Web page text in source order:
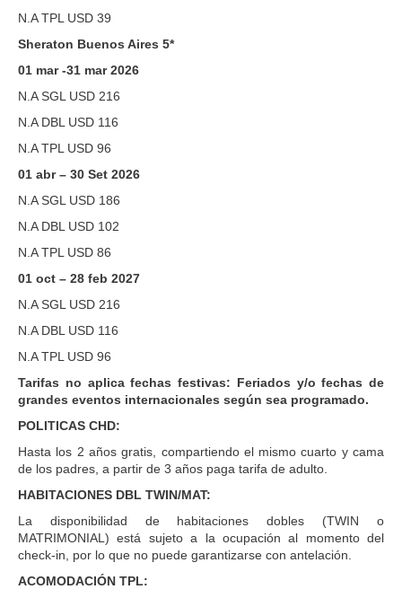
N.A TPL USD 39
Sheraton Buenos Aires 5*
01 mar -31 mar 2026
N.A SGL USD 216
N.A DBL USD 116
N.A TPL USD 96
01 abr – 30 Set 2026
N.A SGL USD 186
N.A DBL USD 102
N.A TPL USD 86
01 oct – 28 feb 2027
N.A SGL USD 216
N.A DBL USD 116
N.A TPL USD 96
Tarifas no aplica fechas festivas: Feriados y/o fechas de
grandes eventos internacionales según sea programado.
POLITICAS CHD:
Hasta los 2 años gratis, compartiendo el mismo cuarto y cama
de los padres, a partir de 3 años paga tarifa de adulto.
HABITACIONES DBL TWIN/MAT:
La disponibilidad de habitaciones dobles (TWIN o
MATRIMONIAL) está sujeto a la ocupación al momento del
check-in, por lo que no puede garantizarse con antelación.
ACOMODACIÓN TPL: